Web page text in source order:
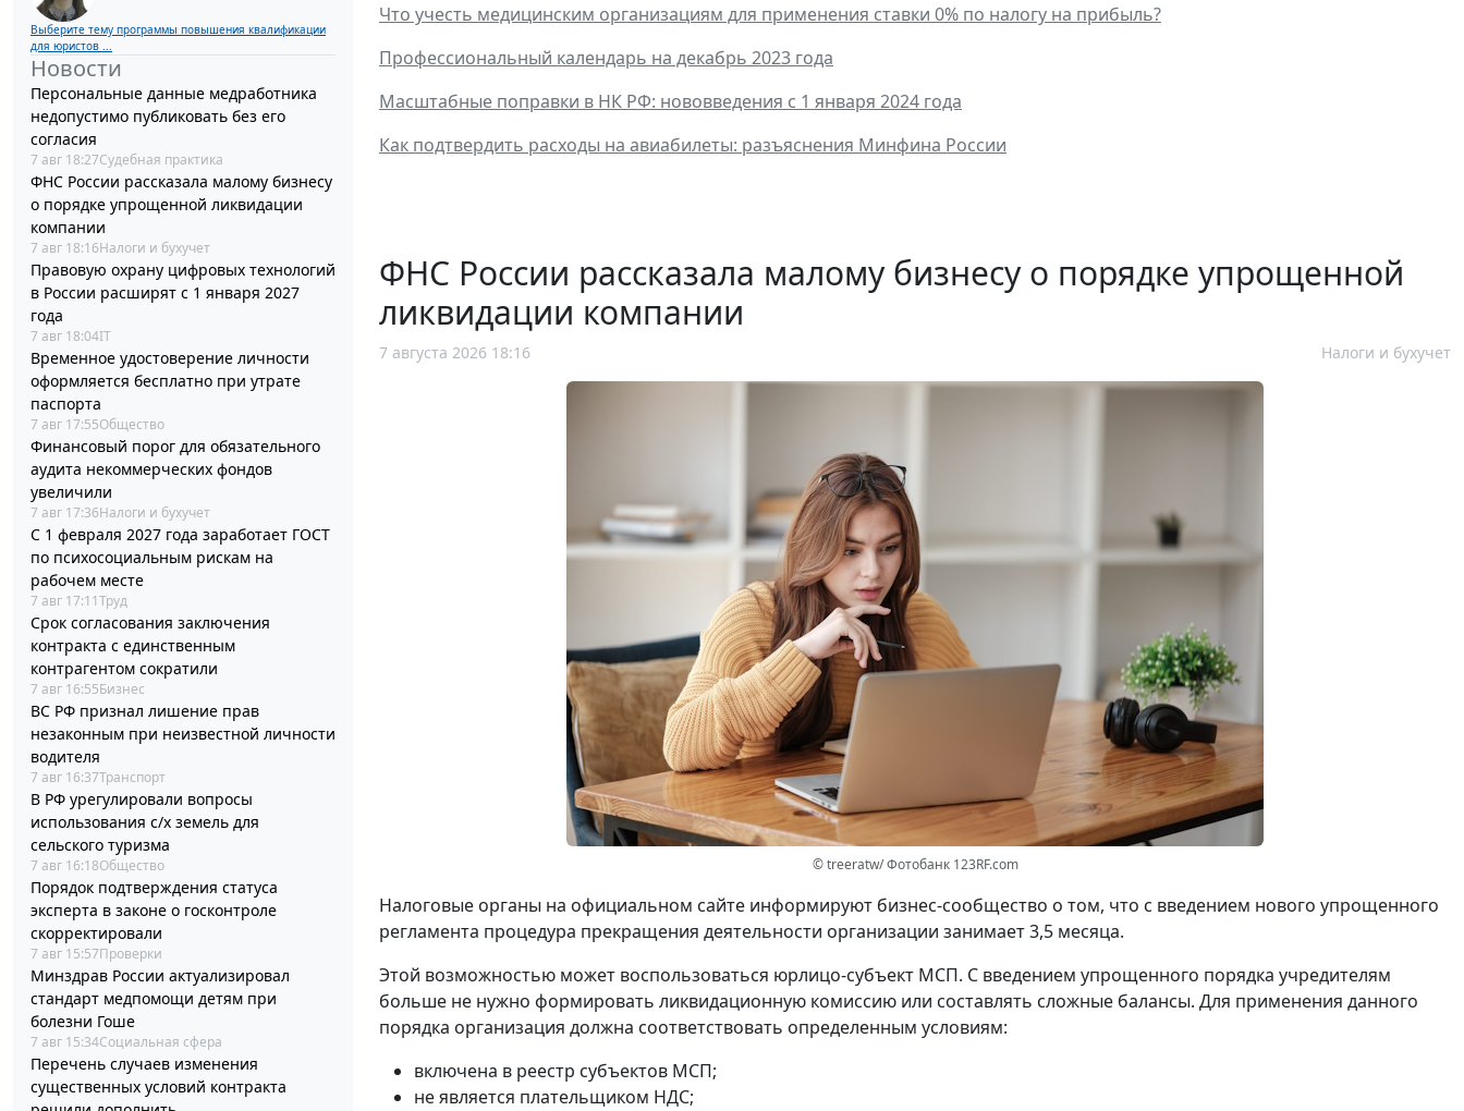
Выберите тему программы повышения квалификации
для юристов ...
Новости
Персональные данные медработника
недопустимо публиковать без его
согласия
7 авг 18:27Судебная практика
ФНС России рассказала малому бизнесу
о порядке упрощенной ликвидации
компании
7 авг 18:16Налоги и бухучет
Правовую охрану цифровых технологий
в России расширят с 1 января 2027
года
7 авг 18:04IT
Временное удостоверение личности
оформляется бесплатно при утрате
паспорта
7 авг 17:55Общество
Финансовый порог для обязательного
аудита некоммерческих фондов
увеличили
7 авг 17:36Налоги и бухучет
С 1 февраля 2027 года заработает ГОСТ
по психосоциальным рискам на
рабочем месте
7 авг 17:11Труд
Срок согласования заключения
контракта с единственным
контрагентом сократили
7 авг 16:55Бизнес
ВС РФ признал лишение прав
незаконным при неизвестной личности
водителя
7 авг 16:37Транспорт
В РФ урегулировали вопросы
использования с/х земель для
сельского туризма
7 авг 16:18Общество
Порядок подтверждения статуса
эксперта в законе о госконтроле
скорректировали
7 авг 15:57Проверки
Минздрав России актуализировал
стандарт медпомощи детям при
болезни Гоше
7 авг 15:34Социальная сфера
Перечень случаев изменения
существенных условий контракта
Что учесть медицинским организациям для применения ставки 0% по налогу на прибыль?
Профессиональный календарь на декабрь 2023 года
Масштабные поправки в НК РФ: нововведения с 1 января 2024 года
Как подтвердить расходы на авиабилеты: разъяснения Минфина России
ФНС России рассказала малому бизнесу о порядке упрощенной
ликвидации компании
7 августа 2026 18:16 Налоги и бухучет
© treeratw/ Фотобанк 123RF.com
Налоговые органы на официальном сайте информируют бизнес-сообщество о том, что с введением нового упрощенного
регламента процедура прекращения деятельности организации занимает 3,5 месяца.
Этой возможностью может воспользоваться юрлицо-субъект МСП. С введением упрощенного порядка учредителям
больше не нужно формировать ликвидационную комиссию или составлять сложные балансы. Для применения данного
порядка организация должна соответствовать определенным условиям:
включена в реестр субъектов МСП;
не является плательщиком НДС;